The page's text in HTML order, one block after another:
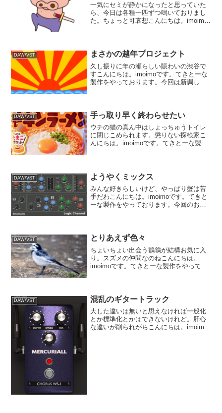
一気にセミが静かになったと思っていた
ら、今日は各種一匹ずつ鳴いておりまし
た。ちょっと可哀想こんにちは。imoimo
いつも通りの大難航と...
DAW/VST まさかの越年プロジェクト
久し振りに年の瀬らしい賑わいの渋谷で
すこんにちは。imoimoです。てきとーな
製作をやっております。今回は新調した
航となっておりま...
DAW/VST 手っ取り早く終わらせたい
ウチの猫の真ん中はしょっちゅうトイレ
に閉じこめられます。懲りない探検家こ
んにちは。imoimoです。てきとーな製作
トラックの音源でかな...
DAW/VST ようやくミックス
みんな好きらしいけど、やっぱり蟹は苦
手だわこんにちは。imoimoです。てきと
ーな製作をやっております。今回のお題
で、それぞれのM...
DAW/VST とりあえず色々
ちょいちょい出会う鶺鴒が結構お気に入
り。スズメの仲間なのねこんにちは。
imoimoです。てきとーな製作をやってお
事にしておりますので...
DAW/VST 混乱のギタートラック
大した違いは無いと思えなければ一般化
とか標準化とかはできないけれど。肝心
な違いが削られがちこんにちは。imoimo